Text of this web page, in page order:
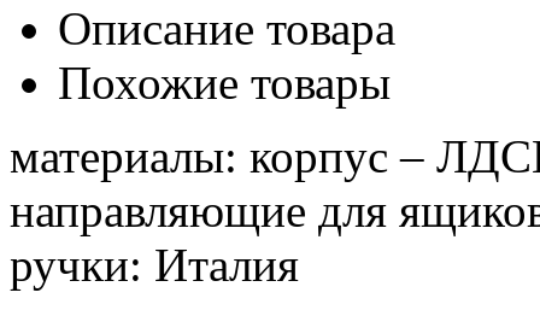
Описание товара
Похожие товары
материалы: корпус –
направляющие для
ручки: Италия